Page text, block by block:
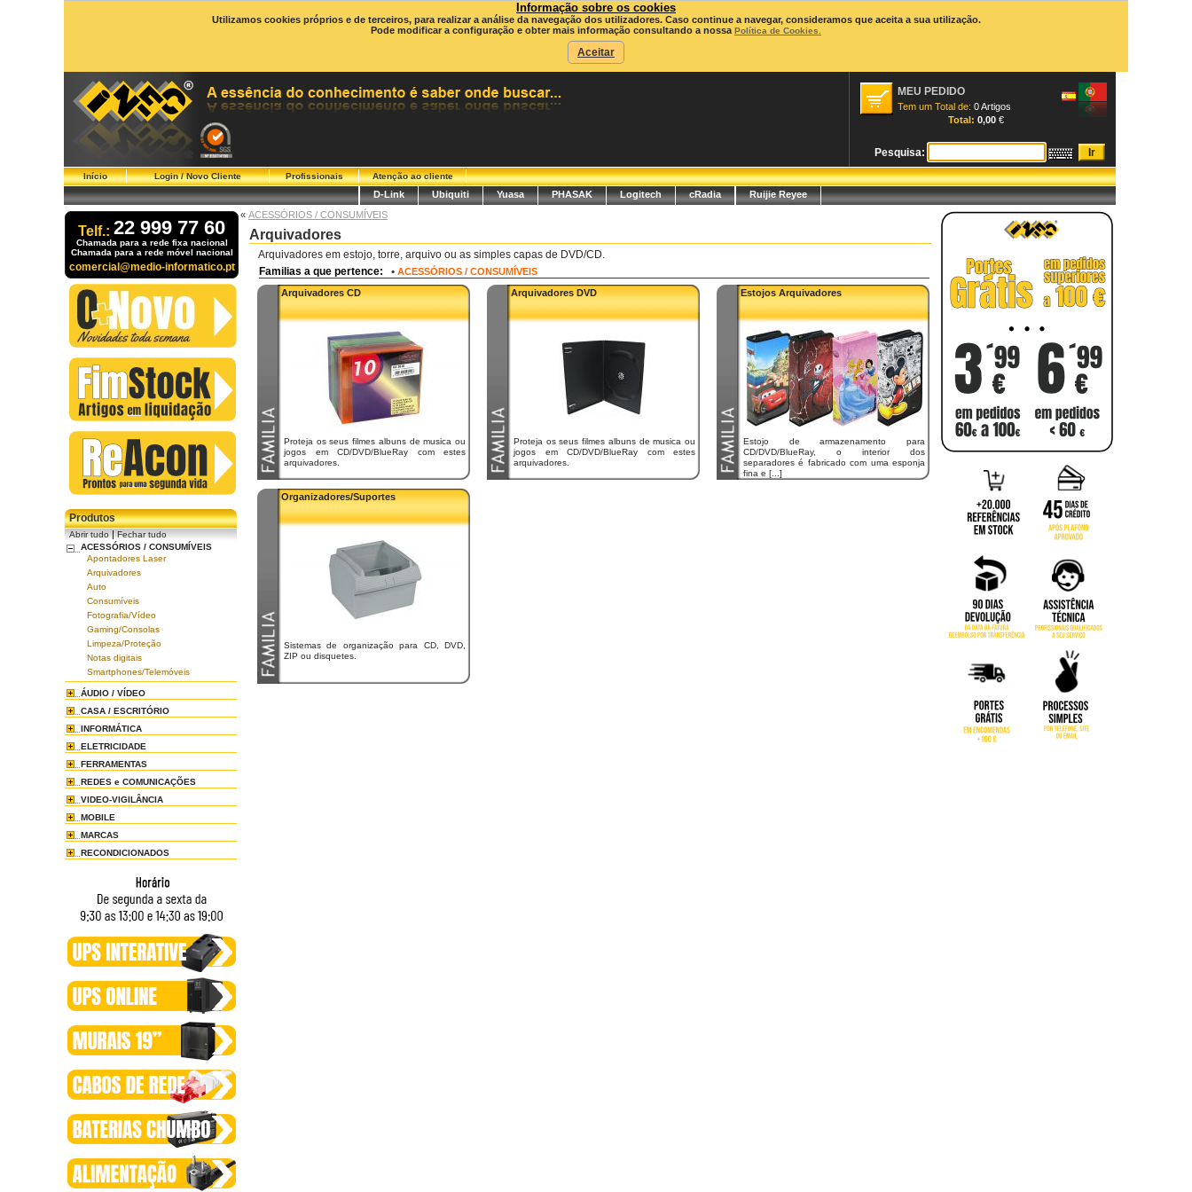
Informação sobre os cookies
Utilizamos cookies próprios e de terceiros, para realizar a análise da navegação dos utilizadores. Caso continue a navegar, consideramos que aceita a sua utilização.
Pode modificar a configuração e obter mais informação consultando a nossa Política de Cookies.
Aceitar
MEU PEDIDO
Tem um Total de: 0 Artigos
Total: 0,00 €
Pesquisa:
Início Login / Novo Cliente Profissionais Atenção ao cliente
D-Link Ubiquiti Yuasa PHASAK Logitech cRadia Ruijie Reyee
Telf.: 22 999 77 60
Chamada para a rede fixa nacional
Chamada para a rede móvel nacional
comercial@medio-informatico.pt
Produtos
Abrir tudo|Fechar tudo
ACESSÓRIOS / CONSUMÍVEIS
Apontadores Laser
Arquivadores
Auto
Consumíveis
Fotografia/Vídeo
Gaming/Consolas
Limpeza/Proteção
Notas digitais
Smartphones/Telemóveis
ÁUDIO / VÍDEO
CASA / ESCRITÓRIO
INFORMÁTICA
ELETRICIDADE
FERRAMENTAS
REDES e COMUNICAÇÕES
VIDEO-VIGILÂNCIA
MOBILE
MARCAS
RECONDICIONADOS
« ACESSÓRIOS / CONSUMÍVEIS
Arquivadores
Arquivadores em estojo, torre, arquivo ou as simples capas de DVD/CD.
Familias a que pertence: • ACESSÓRIOS / CONSUMÍVEIS
Arquivadores CD
Proteja os seus filmes albuns de musica ou
jogos em CD/DVD/BlueRay com estes
arquivadores.
Arquivadores DVD
Proteja os seus filmes albuns de musica ou
jogos em CD/DVD/BlueRay com estes
arquivadores.
Estojos Arquivadores
Estojo de armazenamento para
CD/DVD/BlueRay, o interior dos
separadores é fabricado com uma esponja
fina e [...]
Organizadores/Suportes
Sistemas de organização para CD, DVD,
ZIP ou disquetes.